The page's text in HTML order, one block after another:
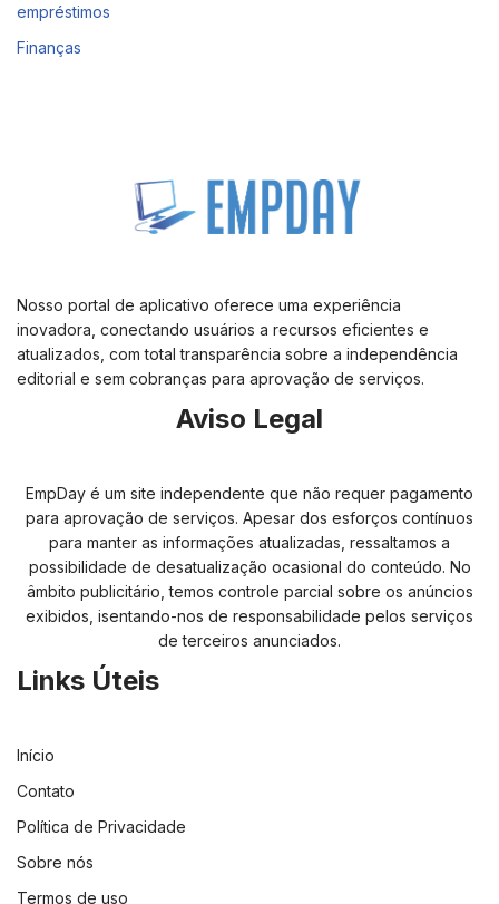
empréstimos
Finanças
Nosso portal de aplicativo oferece uma experiência
inovadora, conectando usuários a recursos eficientes e
atualizados, com total transparência sobre a independência
editorial e sem cobranças para aprovação de serviços.
Aviso Legal
EmpDay é um site independente que não requer pagamento
para aprovação de serviços. Apesar dos esforços contínuos
para manter as informações atualizadas, ressaltamos a
possibilidade de desatualização ocasional do conteúdo. No
âmbito publicitário, temos controle parcial sobre os anúncios
exibidos, isentando-nos de responsabilidade pelos serviços
de terceiros anunciados.
Links Úteis
Início
Contato
Política de Privacidade
Sobre nós
Termos de uso